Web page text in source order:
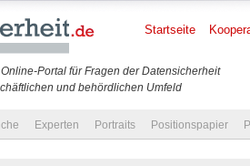
Portal für Fragen der Datensicherheit
und behördlichen Umfeld
Startseite
Experten Portraits Positionspapier